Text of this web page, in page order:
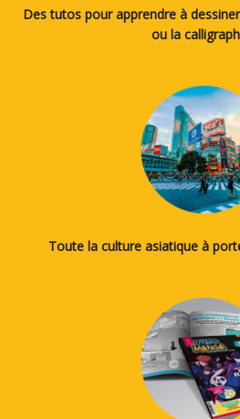
Des tutos pour apprendre à
ou la
Toute la culture asiatique à